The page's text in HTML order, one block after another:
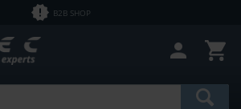
B2B SHOP